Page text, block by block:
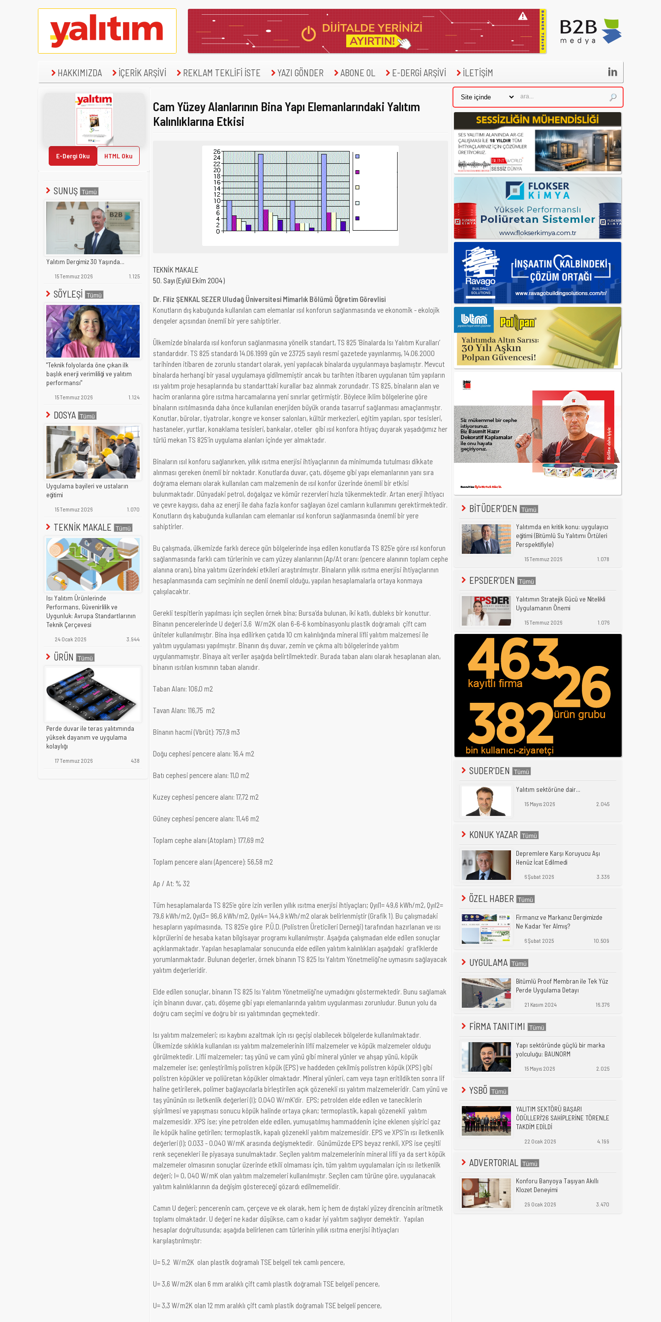
HAKKIMIZDA İÇERİK ARŞİVİ REKLAM TEKLİFİ İSTE YAZI GÖNDER ABONE OL E-DERGİ ARŞİVİ İLETİŞİM 
E-Dergi Oku HTML Oku
SUNUŞ
Yalıtım Dergimiz 30 Yaşında...
15 Temmuz 2026 1.125
SÖYLEŞİ
"Teknik folyolarda öne çıkan ilk
başlık enerji verimliliği ve yalıtım
performansı"
15 Temmuz 2026 1.124
DOSYA
Uygulama bayileri ve ustaların
eğitimi
15 Temmuz 2026 1.070
TEKNİK MAKALE
Isı Yalıtım Ürünlerinde
Performans, Güvenirlilik ve
Uygunluk: Avrupa Standartlarının
Teknik Çerçevesi
24 Ocak 2026 3.944
ÜRÜN
Perde duvar ile teras yalıtımında
yüksek dayanım ve uygulama
kolaylığı
17 Temmuz 2026 438
Cam Yüzey Alanlarının Bina Yapı Elemanlarındaki Yalıtım
Kalınlıklarına Etkisi
TEKNİK MAKALE
50. Sayı (Eylül Ekim 2004)
Dr. Filiz ŞENKAL SEZER Uludağ Üniversitesi Mimarlık Bölümü Öğretim Görevlisi
Konutların dış kabuğunda kullanılan cam elemanlar ısıl konforun sağlanmasında ve ekonomik - ekolojik
dengeler açısından önemli bir yere sahiptirler.
Ülkemizde binalarda ısıl konforun sağlanmasına yönelik standart, TS 825 ‘Binalarda Isı Yalıtım Kuralları’
standardıdır. TS 825 standardı 14.06.1999 gün ve 23725 sayılı resmi gazetede yayınlanmış, 14.06.2000
tarihinden itibaren de zorunlu standart olarak, yeni yapılacak binalarda uygulanmaya başlamıştır. Mevcut
binalarda herhangi bir yasal uygulamaya gidilmemiştir ancak bu tarihten itibaren uygulanan tüm yapıların
ısı yalıtım proje hesaplarında bu standarttaki kurallar baz alınmak zorundadır. TS 825, binaların alan ve
hacim oranlarına göre ısıtma harcamalarına yeni sınırlar getirmiştir. Böylece iklim bölgelerine göre
binaların ısıtılmasında daha önce kullanılan enerjiden büyük oranda tasarruf sağlanması amaçlanmıştır.
Konutlar, bürolar, tiyatrolar, kongre ve konser salonları, kültür merkezleri, eğitim yapıları, spor tesisleri,
hastaneler, yurtlar, konaklama tesisleri, bankalar, oteller gibi ısıl konfora ihtiyaç duyarak yaşadığımız her
türlü mekan TS 825’in uygulama alanları içinde yer almaktadır.
Binaların ısıl konforu sağlanırken, yıllık ısıtma enerjisi ihtiyaçlarının da minimumda tutulması dikkate
alınması gereken önemli bir noktadır. Konutlarda duvar, çatı, döşeme gibi yapı elemanlarının yanı sıra
doğrama elemanı olarak kullanılan cam malzemenin de ısıl konfor üzerinde önemli bir etkisi
bulunmaktadır. Dünyadaki petrol, doğalgaz ve kömür rezervleri hızla tükenmektedir. Artan enerji ihtiyacı
ve çevre kaygısı, daha az enerji ile daha fazla konfor sağlayan özel camların kullanımını gerektirmektedir.
Konutların dış kabuğunda kullanılan cam elemanlar ısıl konforun sağlanmasında önemli bir yere
sahiptirler.
Bu çalışmada, ülkemizde farklı derece gün bölgelerinde inşa edilen konutlarda TS 825’e göre ısıl konforun
sağlanmasında farklı cam türlerinin ve cam yüzey alanlarının (Ap/At oranı: (pencere alanının toplam cephe
alanına oranı), bina yalıtımı üzerindeki etkileri araştırılmıştır. Binaların yıllık ısıtma enerjisi ihtiyaçlarının
hesaplanmasında cam seçiminin ne denli önemli olduğu, yapılan hesaplamalarla ortaya konmaya
çalışılacaktır.
Gerekli tespitlerin yapılması için seçilen örnek bina; Bursa’da bulunan, iki katlı, dubleks bir konuttur.
Binanın pencerelerinde U değeri 3,6 W/m2K olan 6-6-6 kombinasyonlu plastik doğramalı çift cam
üniteler kullanılmıştır. Bina inşa edilirken çatıda 10 cm kalınlığında mineral lifli yalıtım malzemesi ile
yalıtım uygulaması yapılmıştır. Binanın dış duvar, zemin ve çıkma altı bölgelerinde yalıtım
uygulanmamıştır. Binaya ait veriler aşağıda belirtilmektedir. Burada taban alanı olarak hesaplanan alan,
binanın ısıtılan kısmının taban alanıdır.
Taban Alanı: 106,0 m2
Tavan Alanı: 116,75 m2
Binanın hacmi (Vbrüt): 757,9 m3
Doğu cephesi pencere alanı: 16,4 m2
Batı cephesi pencere alanı: 11,0 m2
Kuzey cephesi pencere alanı: 17,72 m2
Güney cephesi pencere alanı: 11,46 m2
Toplam cephe alanı (Atoplam): 177,69 m2
Toplam pencere alanı (Apencere): 56,58 m2
Ap / At: % 32
Tüm hesaplamalarda TS 825’e göre izin verilen yıllık ısıtma enerjisi ihtiyaçları; Qyıl1= 49,6 kWh/m2, Qyıl2=
79,6 kWh/m2, Qyıl3= 96,6 kWh/m2, Qyıl4= 144,9 kWh/m2 olarak belirlenmiştir (Grafik 1). Bu çalışmadaki
hesapların yapılmasında, TS 825’e göre P.Ü.D. (Polistren Üreticileri Derneği) tarafından hazırlanan ve ısı
köprülerini de hesaba katan bilgisayar programı kullanılmıştır. Aşağıda çalışmadan elde edilen sonuçlar
açıklanmaktadır. Yapılan hesaplamalar sonucunda elde edilen yalıtım kalınlıkları aşağıdaki grafiklerde
yorumlanmaktadır. Bulunan değerler, örnek binanın TS 825 Isı Yalıtım Yönetmeliği’ne uymasını sağlayacak
yalıtım değerleridir.
Elde edilen sonuçlar, binanın TS 825 Isı Yalıtım Yönetmeliği’ne uymadığını göstermektedir. Bunu sağlamak
için binanın duvar, çatı, döşeme gibi yapı elemanlarında yalıtım uygulanması zorunludur. Bunun yolu da
doğru cam seçimi ve doğru bir ısı yalıtımından geçmektedir.
Isı yalıtım malzemeleri; ısı kaybını azaltmak için ısı geçişi olabilecek bölgelerde kullanılmaktadır.
Ülkemizde sıklıkla kullanılan ısı yalıtım malzemelerinin lifli malzemeler ve köpük malzemeler olduğu
görülmektedir. Lifli malzemeler; taş yünü ve cam yünü gibi mineral yünler ve ahşap yünü, köpük
malzemeler ise; genleştirilmiş polistren köpük (EPS) ve haddeden çekilmiş polistren köpük (XPS) gibi
polistren köpükler ve poliüretan köpükler olmaktadır. Mineral yünleri, cam veya taşın eritildikten sonra lif
haline getirilerek, polimer bağlayıcılarla birleştirilen açık gözenekli ısı yalıtım malzemeleridir. Cam yünü ve
taş yününün ısı iletkenlik değerleri (l); 0.040 W/mK’dir. EPS; petrolden elde edilen ve taneciklerin
şişirilmesi ve yapışması sonucu köpük halinde ortaya çıkan; termoplastik, kapalı gözenekli yalıtım
malzemesidir. XPS ise; yine petrolden elde edilen, yumuşatılmış hammaddenin içine eklenen şişirici gaz
ile köpük haline getirilen; termoplastik, kapalı gözenekli yalıtım malzemesidir. EPS ve XPS’in ısı iletkenlik
değerleri (l); 0.033 - 0.040 W/mK arasında değişmektedir. Günümüzde EPS beyaz renkli, XPS ise çeşitli
renk seçenekleri ile piyasaya sunulmaktadır. Seçilen yalıtım malzemelerinin mineral lifli ya da sert köpük
malzemeler olmasının sonuçlar üzerinde etkili olmaması için, tüm yalıtım uygulamaları için ısı iletkenlik
değeri; l= 0, 040 W/mK olan yalıtım malzemeleri kullanılmıştır. Seçilen cam türüne göre, uygulanacak
yalıtım kalınlıklarının da değişim göstereceği gözardı edilmemelidir.
Camın U değeri; pencerenin cam, çerçeve ve ek olarak, hem iç hem de dıştaki yüzey direncinin aritmetik
toplamı olmaktadır. U değeri ne kadar düşükse, cam o kadar iyi yalıtım sağlıyor demektir. Yapılan
hesaplar doğrultusunda; aşağıda belirlenen cam türlerinin yıllık ısıtma enerjisi ihtiyaçları
karşılaştırılmıştır:
U= 5,2 W/m2K olan plastik doğramalı TSE belgeli tek camlı pencere,
U= 3,6 W/m2K olan 6 mm aralıklı çift camlı plastik doğramalı TSE belgeli pencere,
U= 3,3 W/m2K olan 12 mm aralıklı çift camlı plastik doğramalı TSE belgeli pencere,
BİTÜDER'DEN
Yalıtımda en kritik konu: uygulayıcı
eğitimi (Bitümlü Su Yalıtımı Örtüleri
Perspektifiyle)
15 Temmuz 2026 1.078
EPSDER'DEN
Yalıtımın Stratejik Gücü ve Nitelikli
Uygulamanın Önemi
15 Temmuz 2026 1.076
SUDER'DEN
Yalıtım sektörüne dair...
15 Mayıs 2026 2.045
KONUK YAZAR
Depremlere Karşı Koruyucu Aşı
Henüz İcat Edilmedi
6 Şubat 2026 3.336
ÖZEL HABER
Firmanız ve Markanız Dergimizde
Ne Kadar Yer Almış?
6 Şubat 2025 10.509
UYGULAMA
Bitümlü Proof Membran ile Tek Yüz
Perde Uygulama Detayı
21 Kasım 2024 16.376
FİRMA TANITIMI
Yapı sektöründe güçlü bir marka
yolculuğu: BAUNORM
15 Mayıs 2026 2.025
YSBÖ
YALITIM SEKTÖRÜ BAŞARI
ÖDÜLLERİ'26 SAHİPLERİNE TÖRENLE
TAKDİM EDİLDİ
22 Ocak 2026 4.199
ADVERTORIAL
Konforu Banyoya Taşıyan Akıllı
Klozet Deneyimi
29 Ocak 2026 3.470